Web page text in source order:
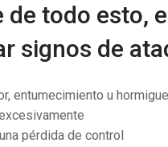
de todo esto,
signos de
entumecimiento u
pérdida de control